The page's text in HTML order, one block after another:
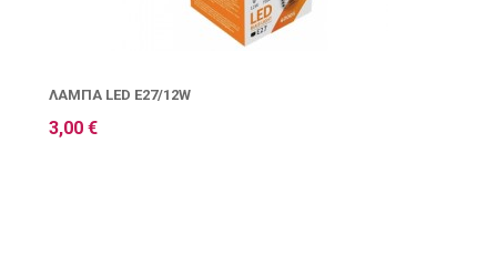
ΛΆΜΠΑ LED E27/12W
3,00 €